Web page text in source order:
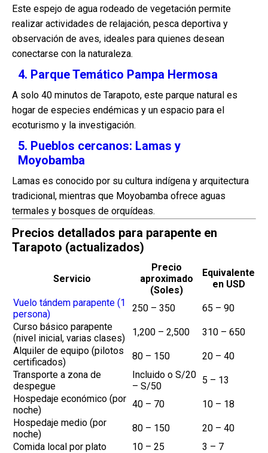
Este espejo de agua rodeado de vegetación permite
realizar actividades de relajación, pesca deportiva y
observación de aves, ideales para quienes desean
conectarse con la naturaleza.
4. Parque Temático Pampa Hermosa
A solo 40 minutos de Tarapoto, este parque natural es
hogar de especies endémicas y un espacio para el
ecoturismo y la investigación.
5. Pueblos cercanos: Lamas y
Moyobamba
Lamas es conocido por su cultura indígena y arquitectura
tradicional, mientras que Moyobamba ofrece aguas
termales y bosques de orquídeas.
Precios detallados para parapente en
Tarapoto (actualizados)
Servicio
Precio
aproximado
(Soles)
Equivalente
en USD
Vuelo tándem parapente (1
persona)
250 – 350
65 – 90
Curso básico parapente
(nivel inicial, varias clases)
1,200 – 2,500
310 – 650
Alquiler de equipo (pilotos
certificados)
80 – 150
20 – 40
Transporte a zona de
despegue
Incluido o S/20
– S/50
5 – 13
Hospedaje económico (por
noche)
40 – 70
10 – 18
Hospedaje medio (por
noche)
80 – 150
20 – 40
Comida local por plato
10 – 25
3 – 7